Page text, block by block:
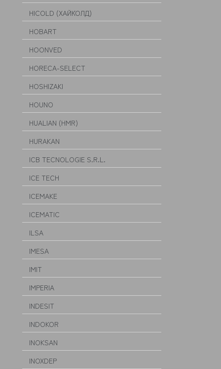
HICOLD (ХАЙКОЛД)
HOBART
HOONVED
HORECA-SELECT
HOSHIZAKI
HOUNO
HUALIAN (HMR)
HURAKAN
ICB TECNOLOGIE S.R.L.
ICE TECH
ICEMAKE
ICEMATIC
ILSA
IMESA
IMIT
IMPERIA
INDESIT
INDOKOR
INOKSAN
INOXDEP